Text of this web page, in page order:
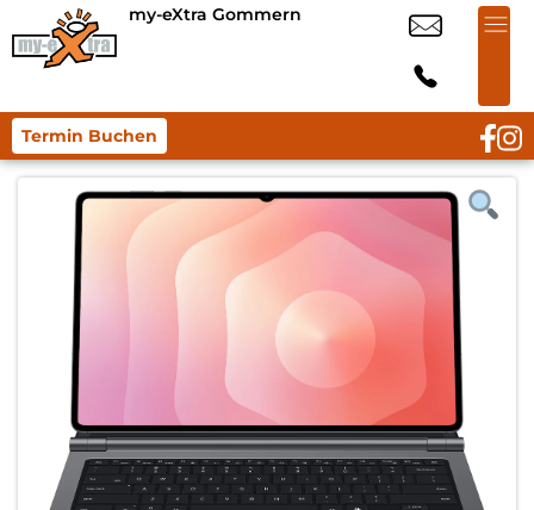
my-eXtra Gommern
Termin Buchen